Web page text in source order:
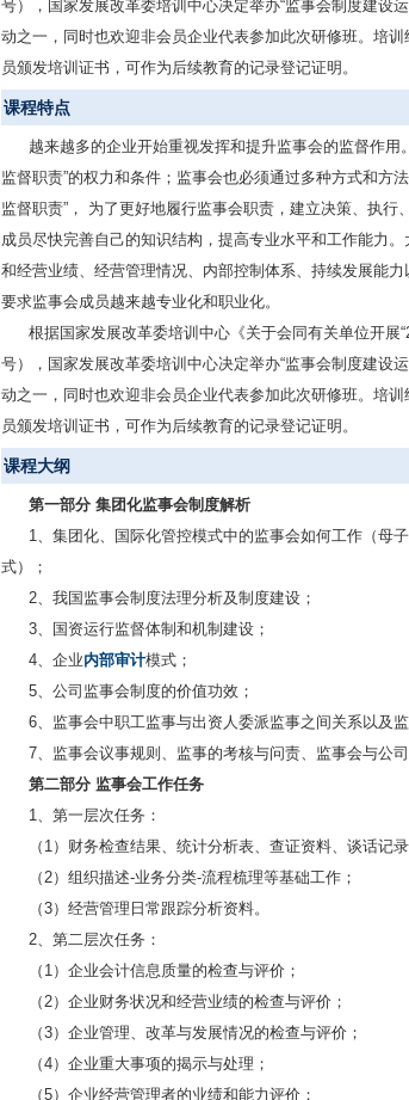
号），国家发展改革委培训中心决定举办“监事会制度建设
动之一，同时也欢迎非会员企业代表参加此次研修班。培
员颁发培训证书，可作为后续教育的记录登记证明。
课程特点
越来越多的企业开始重视发挥和提升监事会的监督作
监督职责”的权力和条件；监事会也必须通过多种方式和方
监督职责”， 为了更好地履行监事会职责，建立决策、执
成员尽快完善自己的知识结构，提高专业水平和工作能力
和经营业绩、经营管理情况、内部控制体系、持续发展能
要求监事会成员越来越专业化和职业化。
根据国家发展改革委培训中心《关于会同有关单位开展
号），国家发展改革委培训中心决定举办“监事会制度建设
动之一，同时也欢迎非会员企业代表参加此次研修班。培
员颁发培训证书，可作为后续教育的记录登记证明。
课程大纲
第一部分 集团化监事会制度解析
1、集团化、国际化管控模式中的监事会如何工作（母
式）；
2、我国监事会制度法理分析及制度建设；
3、国资运行监督体制和机制建设；
4、企业内部审计模式；
5、公司监事会制度的价值功效；
6、监事会中职工监事与出资人委派监事之间关系以及
7、监事会议事规则、监事的考核与问责、监事会与公
第二部分 监事会工作任务
1、第一层次任务：
（1）财务检查结果、统计分析表、查证资料、谈话记
（2）组织描述-业务分类-流程梳理等基础工作；
（3）经营管理日常跟踪分析资料。
2、第二层次任务：
（1）企业会计信息质量的检查与评价；
（2）企业财务状况和经营业绩的检查与评价；
（3）企业管理、改革与发展情况的检查与评价；
（4）企业重大事项的揭示与处理；
（5）企业经营管理者的业绩和能力评价；